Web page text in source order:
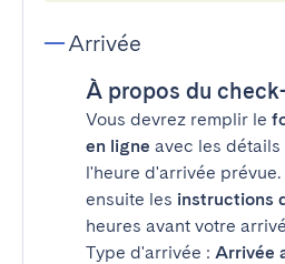
Arrivée
À propos du
Vous devrez remplir le
en ligne avec les
l'heure d'arrivée
ensuite les instructions
heures avant votre
Type d'arrivée : Arrivée